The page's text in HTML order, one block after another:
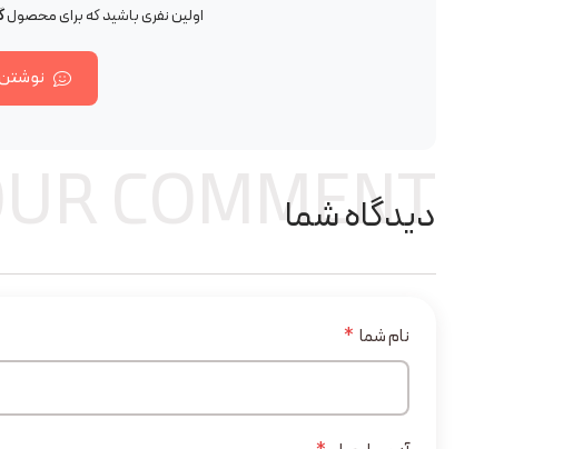
اولین نفری باشید که برای محصول
دیدگاه شما
COMMENT
نام شما *